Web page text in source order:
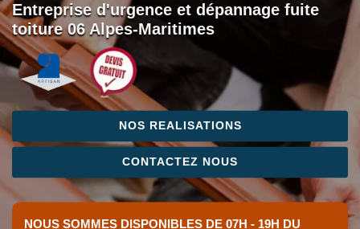
Entreprise d'urgence et dépannage fuite
toiture 06 Alpes-Maritimes
NOS REALISATIONS
CONTACTEZ NOUS
NOUS SOMMES DISPONIBLES DE 07H - 19H DU